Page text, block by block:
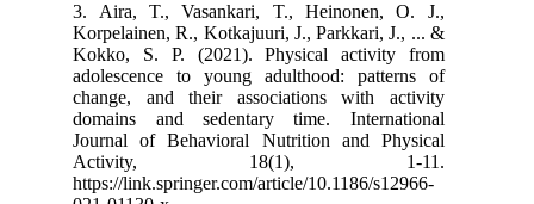
3. Aira, T.,
Korpelainen,
Kokko, S. P.
adolescence
change, and
domains and
Journal of
https://